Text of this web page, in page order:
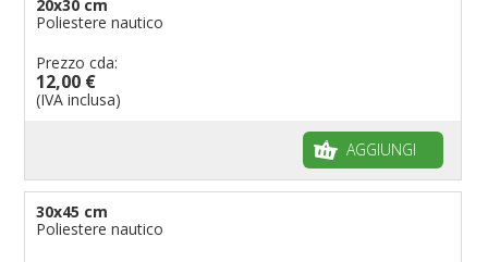
Bandiere per ambasciate
Bandiere per riserve naturali e parchi
Bandiere per musicisti
pennoni per bandiere
20x30 cm
Poliestere nautico
Prezzo cda:
12,00 €
(IVA inclusa)
AGGIUNGI
30x45 cm
Poliestere nautico